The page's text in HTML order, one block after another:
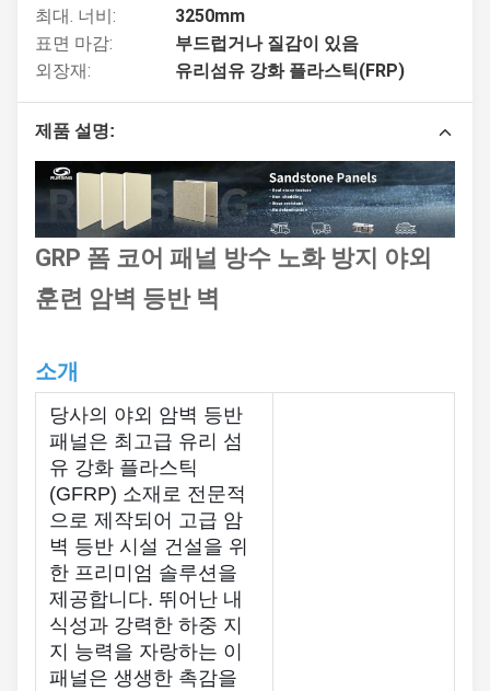
최대. 너비:
3250mm
표면 마감:
부드럽거나 질감이 있음
외장재:
유리섬유 강화 플라스틱(FRP)
제품 설명:
GRP 폼 코어 패널 방수 노화 방지 야외
훈련 암벽 등반 벽
소개
당사의 야외 암벽 등반
패널은 최고급 유리 섬
유 강화 플라스틱
(GFRP) 소재로 전문적
으로 제작되어 고급 암
벽 등반 시설 건설을 위
한 프리미엄 솔루션을
제공합니다. 뛰어난 내
식성과 강력한 하중 지
지 능력을 자랑하는 이
패널은 생생한 촉감을